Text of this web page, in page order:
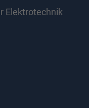
Elektrotechnik